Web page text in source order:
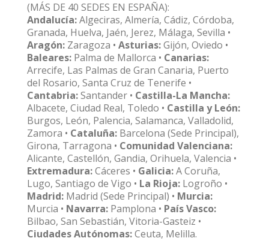
(MÁS DE 40 SEDES EN ESPAÑA):
Andalucía:Algeciras, Almería, Cádiz, Córdoba,
Granada, Huelva, Jaén, Jerez, Málaga, Sevilla •
Aragón: Zaragoza • Asturias:Gijón, Oviedo •
Baleares: Palma de Mallorca • Canarias:
Arrecife, Las Palmas de Gran Canaria, Puerto
del Rosario, Santa Cruz de Tenerife •
Cantabria:Santander • Castilla-La Mancha:
Albacete, Ciudad Real, Toledo • Castilla y León:
Burgos, León, Palencia, Salamanca, Valladolid,
Zamora • Cataluña: Barcelona (Sede Principal),
Girona, Tarragona • Comunidad Valenciana:
Alicante, Castellón, Gandia, Orihuela, Valencia •
Extremadura:Cáceres • Galicia:A Coruña,
Lugo, Santiago de Vigo • La Rioja: Logroño •
Madrid: Madrid (Sede Principal) • Murcia:
Murcia • Navarra: Pamplona • País Vasco:
Bilbao, San Sebastián, Vitoria-Gasteiz •
Ciudades Autónomas:Ceuta, Melilla.